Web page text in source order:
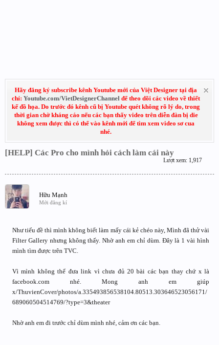
Hãy đăng ký subscribe kênh Youtube mới của Việt Designer tại địa
chỉ: Youtube.com/VietDesignerChannel để theo dõi các video về thiết
kế đồ họa. Do trước đó kênh cũ bị Youtube quét không rõ lý do, trong
thời gian chờ kháng cáo nếu các bạn thấy video trên diễn đàn bị die
không xem được thì có thể vào kênh mới để tìm xem video sơ cua
nhé.
[HELP] Các Pro cho mình hỏi cách làm cái này
Lượt xem: 1,917
Hữu Mạnh
Mới đăng kí
Như tiếu đề thì mình không biết làm mấy cái kẻ chéo này, Mình đã thử vài
Filter Gallery nhưng không thấy. Nhờ anh em chỉ dùm. Đây là 1 vài hình
mình tìm được trên TVC.
Vì mình không thể đưa link vì chưa đủ 20 bài các bạn thay chứ x là
facebook.com nhé. Mong anh em giúp
x/ThuvienCover/photos/a.335493856538104.80513.303646523056171/
689060504514769/?type=3&theater
Nhờ anh em đi trước chỉ dùm mình nhé, cảm ơn các bạn.